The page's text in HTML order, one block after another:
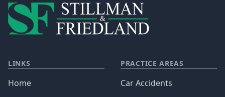
LINKS
Home
PRACTICE AREAS
Car Accidents